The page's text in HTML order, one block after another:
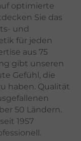
optimierte
Sie das
und
für jeden
aus 75
gibt unseren
Gefühl, die
haben. Qualität
50 Ländern.
1957